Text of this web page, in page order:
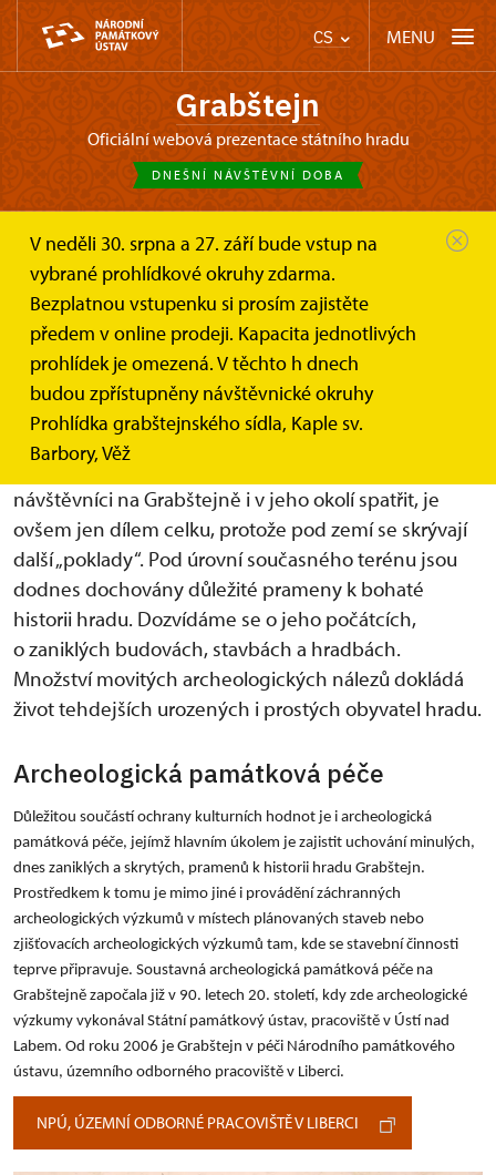
CS MENU
Grabštejn
oficiální webová prezentace státního hradu
DNEŠNÍ NÁVŠTĚVNÍ DOBA
V neděli 30. srpna a 27. září bude vstup na
vybrané prohlídkové okruhy zdarma.
Bezplatnou vstupenku si prosím zajistěte
předem v online prodeji. Kapacita jednotlivých
prohlídek je omezená. V těchto h dnech
budou zpřístupněny návštěvnické okruhy
Prohlídka grabštejnského sídla, Kaple sv.
Barbory, Věž
Grabštejn O hradu Archeologické výzkumy na hradě
Archeologie a hrad Grabštejn
Hrad Grabštejn je významnou národní kulturní
památkou s mnoha výjimečnými historickými
souvislostmi, unikátními stavebními prvky
i zajímavými mobiliárními fondy. Co mohou
návštěvníci na Grabštejně i v jeho okolí spatřit, je
ovšem jen dílem celku, protože pod zemí se skrývají
další „poklady“. Pod úrovní současného terénu jsou
dodnes dochovány důležité prameny k bohaté
historii hradu. Dozvídáme se o jeho počátcích,
o zaniklých budovách, stavbách a hradbách.
Množství movitých archeologických nálezů dokládá
život tehdejších urozených i prostých obyvatel hradu.
Archeologická památková péče
Důležitou součástí ochrany kulturních hodnot je i archeologická
památková péče, jejímž hlavním úkolem je zajistit uchování minulých,
dnes zaniklých a skrytých, pramenů k historii hradu Grabštejn.
Prostředkem k tomu je mimo jiné i provádění záchranných
archeologických výzkumů v místech plánovaných staveb nebo
zjišťovacích archeologických výzkumů tam, kde se stavební činnosti
teprve připravuje. Soustavná archeologická památková péče na
Grabštejně započala již v 90. letech 20. století, kdy zde archeologické
výzkumy vykonával Státní památkový ústav, pracoviště v Ústí nad
Labem. Od roku 2006 je Grabštejn v péči Národního památkového
ústavu, územního odborného pracoviště v Liberci.
NPÚ, ÚZEMNÍ ODBORNÉ PRACOVIŠTĚ V LIBERCI